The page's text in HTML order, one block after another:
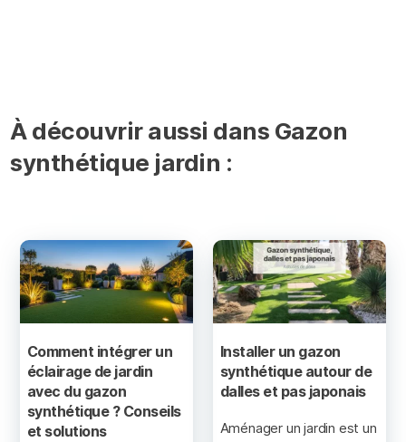
À découvrir aussi dans Gazon
synthétique jardin :
Comment intégrer un
éclairage de jardin
avec du gazon
synthétique ? Conseils
et solutions
Installer un gazon
synthétique autour de
dalles et pas japonais
Aménager un jardin est un